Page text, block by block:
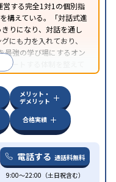
する完全1対1の個別指
構えている。「対話式進
りになり、対話を通し
にも力を入れており、
最強の学び場にするオン
ポートする体制を整えて
メリット・
デメリット
合格実績
電話する 通話料無料
9:00～22:00（土日祝含む）